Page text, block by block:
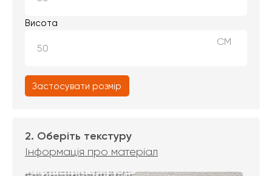
Висота
СМ
Застосувати розмір
2. Оберіть текстуру
Інформація про матеріал